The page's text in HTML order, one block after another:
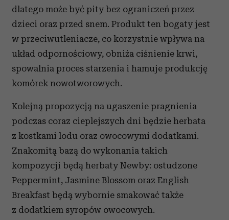
dlatego może być pity bez ograniczeń przez
dzieci oraz przed snem. Produkt ten bogaty jest
w przeciwutleniacze, co korzystnie wpływa na
układ odpornościowy, obniża ciśnienie krwi,
spowalnia proces starzenia i hamuje produkcję
komórek nowotworowych.
Kolejną propozycją na ugaszenie pragnienia
podczas coraz cieplejszych dni będzie herbata
z kostkami lodu oraz owocowymi dodatkami.
Znakomitą bazą do wykonania takich
kompozycji będą herbaty Newby: ostudzone
Peppermint, Jasmine Blossom oraz English
Breakfast będą wybornie smakować także
z dodatkiem syropów owocowych.